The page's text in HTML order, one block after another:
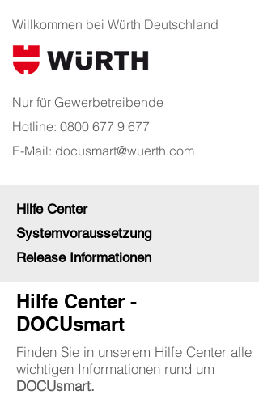
Willkommen bei Würth Deutschland
Nur für Gewerbetreibende
Hotline: 0800 677 9 677
E-Mail: docusmart@wuerth.com
Hilfe Center
Systemvoraussetzung
Release Informationen
Hilfe Center -
DOCUsmart
Finden Sie in unserem Hilfe Center alle
wichtigen Informationen rund um
DOCUsmart.